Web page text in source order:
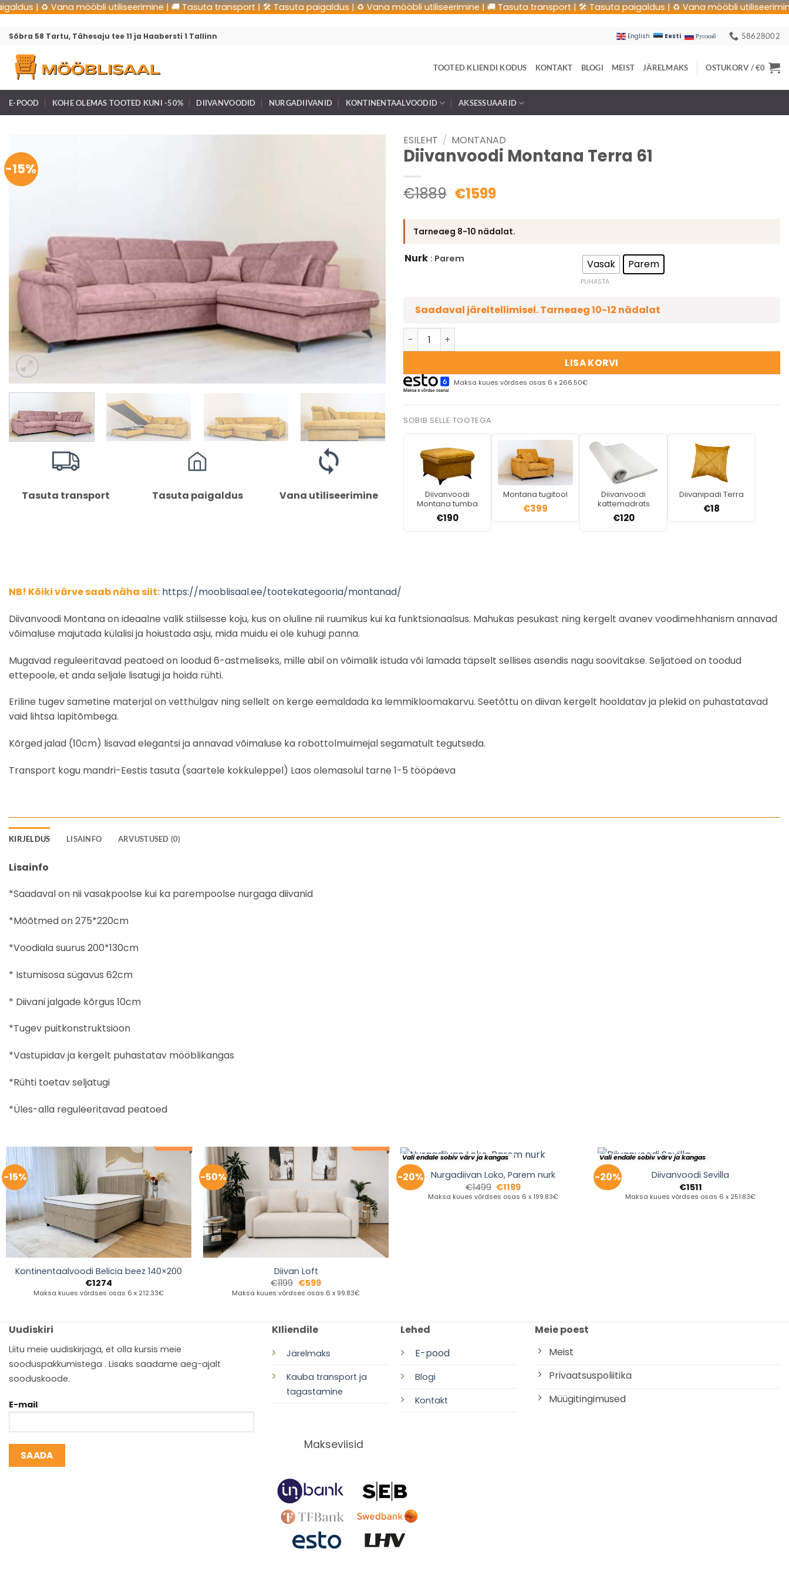
| 🚚 Tasuta transport | 🛠 Tasuta paigaldus | ♻️ Vana mööbli utiliseerimine | 🚚 Tasuta transport | 🛠 Tasuta paigaldus | ♻️ Vana
Sõbra 58 Tartu, Tähesaju tee 11 ja Haabersti 1 Tallinn English Eesti Русский 58628002
TOOTED KLIENDI KODUS KONTAKT BLOGI MEIST JÄRELMAKS OSTUKORV /€0
E-POOD KOHE OLEMAS TOOTED KUNI -50% DIIVANVOODID NURGADIIVANID KONTINENTAALVOODID AKSESSUAARID
-15%
Tasuta transport Tasuta paigaldus Vana utiliseerimine
ESILEHT / MONTANAD
Diivanvoodi Montana Terra 61
€1889 €1599
Tarneaeg 8-10 nädalat.
Nurk : Parem Vasak Parem
PUHASTA
Saadaval järeltellimisel. Tarneaeg 10-12 nädalat
LISA KORVI
Maksa kuues võrdses osas 6 x 266.50€
SOBIB SELLE TOOTEGA
Diivanvoodi
Montana tumba
€190
Montana tugitool
€399
Diivanvoodi
kattemadrats
€120
Diivanipadi Terra
€18
NB! Kõiki värve saab näha siit: https://mooblisaal.ee/tootekategooria/montanad/
Diivanvoodi Montana on ideaalne valik stiilsesse koju, kus on oluline nii ruumikus kui ka funktsionaalsus. Mahukas pesukast ning kergelt avanev voodimehhanism annavad
võimaluse majutada külalisi ja hoiustada asju, mida muidu ei ole kuhugi panna.
Mugavad reguleeritavad peatoed on loodud 6-astmeliseks, mille abil on võimalik istuda või lamada täpselt sellises asendis nagu soovitakse. Seljatoed on toodud
ettepoole, et anda seljale lisatugi ja hoida rühti.
Eriline tugev sametine materjal on vetthülgav ning sellelt on kerge eemaldada ka lemmikloomakarvu. Seetõttu on diivan kergelt hooldatav ja plekid on puhastatavad
vaid lihtsa lapitõmbega.
Kõrged jalad (10cm) lisavad elegantsi ja annavad võimaluse ka robottolmuimejal segamatult tegutseda.
Transport kogu mandri-Eestis tasuta (saartele kokkuleppel) Laos olemasolul tarne 1-5 tööpäeva
KIRJELDUS LISAINFO ARVUSTUSED (0)
Lisainfo
*Saadaval on nii vasakpoolse kui ka parempoolse nurgaga diivanid
*Mõõtmed on 275*220cm
*Voodiala suurus 200*130cm
* Istumisosa sügavus 62cm
* Diivani jalgade kõrgus 10cm
*Tugev puitkonstruktsioon
*Vastupidav ja kergelt puhastatav mööblikangas
*Rühti toetav seljatugi
*Üles-alla reguleeritavad peatoed
-15%
Kontinentaalvoodi Belicia beez 140×200
€1274
Maksa kuues võrdses osas 6 x 212.33€
-50%
Diivan Loft
€1199 €599
Maksa kuues võrdses osas 6 x 99.83€
-20%
Vali endale sobiv värv ja kangas
Nurgadiivan Loko, Parem nurk
€1499 €1199
Maksa kuues võrdses osas 6 x 199.83€
-20%
Vali endale sobiv värv ja kangas
Diivanvoodi Sevilla
€1511
Maksa kuues võrdses osas 6 x 251.83€
Uudiskiri
Liitu meie uudiskirjaga, et olla kursis meie
sooduspakkumistega . Lisaks saadame aeg-ajalt
sooduskoode.
E-mail
KIliendile
Järelmaks
Kauba transport ja
tagastamine
Lehed
E-pood
Blogi
Kontakt
Makseviisid
Meie poest
Meist
Privaatsuspoliitika
Müügitingimused